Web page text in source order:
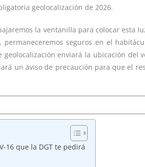
geolocalización de 2026.
la ventanilla para colocar esta
seguros en el
enviará la ubicación del
un aviso de precaución para que el
16 que la DGT te pedirá